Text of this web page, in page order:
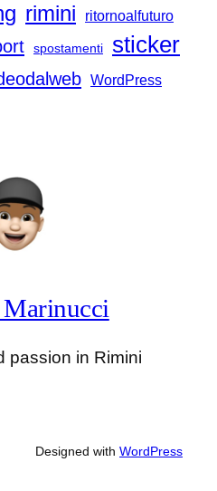
rimini ritornoalfuturo
spostamenti
sticker
WordPress
passion in Rimini
Designed with WordPress